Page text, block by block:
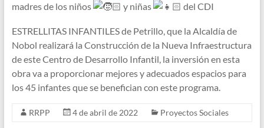
madres de los niños
y niñas del CDI
ESTRELLITAS INFANTILES de Petrillo, que la Alcaldía de
Nobol realizará la Construcción de la Nueva Infraestructura
de este Centro de Desarrollo Infantil, la inversión en esta
obra va a proporcionar mejores y adecuados espacios para
los 45 infantes que se benefician con este programa.
RRPP 4 de abril de 2022 Proyectos Sociales